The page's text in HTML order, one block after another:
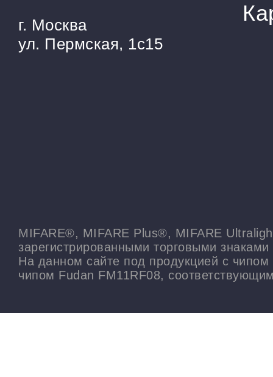
г. Москва
ул. Пермская, 1с15
MIFARE®, MIFARE Plus®, MIFARE
зарегистрированными торговыми
На данном сайте под продукцией с
чипом Fudan FM11RF08,